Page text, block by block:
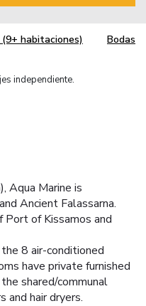
(9+ habitaciones) Bodas
independiente.
Aqua Marine is
Ancient Falassarna.
of Kissamos and
8 air-conditioned
have private furnished
shared/communal
and hair dryers.